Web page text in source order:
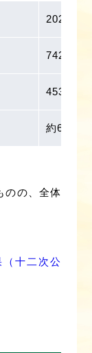
2025年8
742件
453件
約61.0％
のの、全体
十二次公